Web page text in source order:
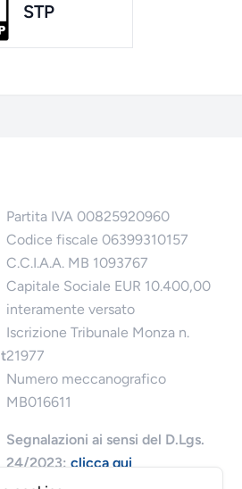
STP
Partita IVA 00825920960
Codice fiscale 06399310157
C.C.I.A.A. MB 1093767
Capitale Sociale EUR 10.400,00
interamente versato
Iscrizione Tribunale Monza n.
21977
Numero meccanografico
MB016611
Segnalazioni ai sensi del D.Lgs.
24/2023:clicca qui